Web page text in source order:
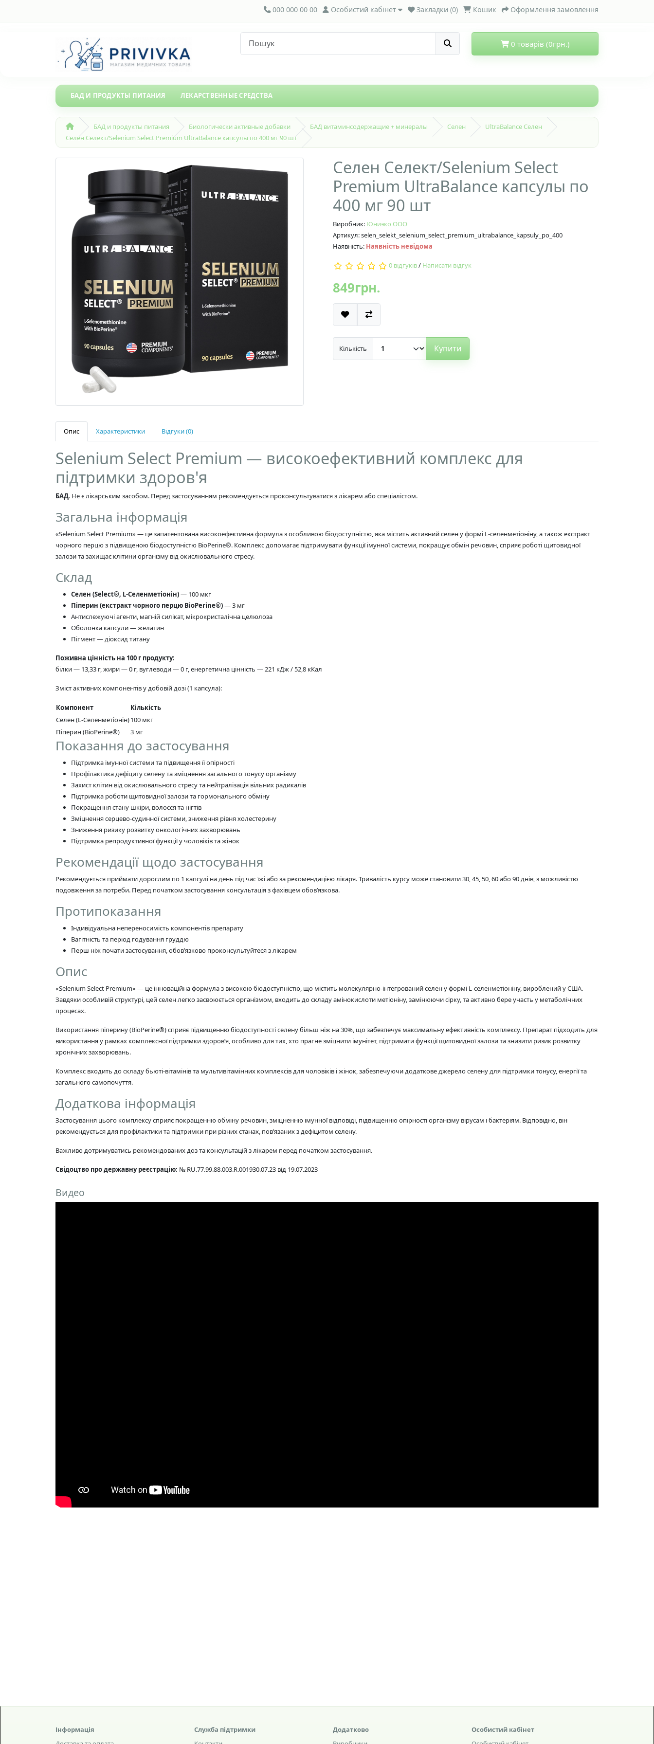
000 000 00 00 Особистий кабінет Закладки (0) Кошик Оформлення замовлення
0 товарів (0грн.)
БАД И ПРОДУКТЫ ПИТАНИЯ ЛЕКАРСТВЕННЫЕ СРЕДСТВА
БАД и продукты питания Биологически активные добавки БАД витаминсодержащие + минералы Селен
UltraBalance Селен
Селен Селект/Selenium Select Premium UltraBalance капсулы по 400 мг 90 шт
Селен Селект/Selenium Select
Premium UltraBalance капсулы по
400 мг 90 шт
Виробник: Юниэко ООО
Артикул: selen_selekt_selenium_select_premium_ultrabalance_kapsuly_po_400
Наявність: Наявність невідома
0 відгуків/ Написати відгук
849грн.
Кількість Купити
Опис Характеристики Відгуки (0)
Selenium Select Premium — високоефективний комплекс для
підтримки здоров'я
БАД. Не є лікарським засобом. Перед застосуванням рекомендується проконсультуватися з лікарем або спеціалістом.
Загальна інформація
«Selenium Select Premium» — це запатентована високоефективна формула з особливою біодоступністю, яка містить активний селен у формі L-селенметіоніну, а також екстракт
чорного перцю з підвищеною біодоступністю BioPerine®. Комплекс допомагає підтримувати функції імунної системи, покращує обмін речовин, сприяє роботі щитовидної
залози та захищає клітини організму від окислювального стресу.
Склад
Селен (Select®, L-Селенметіонін)— 100 мкг
Піперин (екстракт чорного перцю BioPerine®)— 3 мг
Антислежуючі агенти, магній силікат, мікрокристалічна целюлоза
Оболонка капсули — желатин
Пігмент — діоксид титану
Поживна цінність на 100 г продукту:
білки — 13,33 г, жири — 0 г, вуглеводи — 0 г, енергетична цінність — 221 кДж / 52,8 кКал
Зміст активних компонентів у добовій дозі (1 капсула):
Компонент
Кількість
Селен (L-Селенметіонін)100 мкг
Піперин (BioPerine®)
3 мг
Показання до застосування
Підтримка імунної системи та підвищення її опірності
Профілактика дефіциту селену та зміцнення загального тонусу організму
Захист клітин від окислювального стресу та нейтралізація вільних радикалів
Підтримка роботи щитовидної залози та гормонального обміну
Покращення стану шкіри, волосся та нігтів
Зміцнення серцево-судинної системи, зниження рівня холестерину
Зниження ризику розвитку онкологічних захворювань
Підтримка репродуктивної функції у чоловіків та жінок
Рекомендації щодо застосування
Рекомендується приймати дорослим по 1 капсулі на день під час їжі або за рекомендацією лікаря. Тривалість курсу може становити 30, 45, 50, 60 або 90 днів, з можливістю
подовження за потреби. Перед початком застосування консультація з фахівцем обов’язкова.
Протипоказання
Індивідуальна непереносимість компонентів препарату
Вагітність та період годування груддю
Перш ніж почати застосування, обов’язково проконсультуйтеся з лікарем
Опис
«Selenium Select Premium» — це інноваційна формула з високою біодоступністю, що містить молекулярно-інтегрований селен у формі L-селенметіоніну, вироблений у США.
Завдяки особливій структурі, цей селен легко засвоюється організмом, входить до складу амінокислоти метіоніну, замінюючи сірку, та активно бере участь у метаболічних
процесах.
Використання піперину (BioPerine®) сприяє підвищенню біодоступності селену більш ніж на 30%, що забезпечує максимальну ефективність комплексу. Препарат підходить для
використання у рамках комплексної підтримки здоров’я, особливо для тих, хто прагне зміцнити імунітет, підтримати функції щитовидної залози та знизити ризик розвитку
хронічних захворювань.
Комплекс входить до складу бьюті-вітамінів та мультивітамінних комплексів для чоловіків і жінок, забезпечуючи додаткове джерело селену для підтримки тонусу, енергії та
загального самопочуття.
Додаткова інформація
Застосування цього комплексу сприяє покращенню обміну речовин, зміцненню імунної відповіді, підвищенню опірності організму вірусам і бактеріям. Відповідно, він
рекомендується для профілактики та підтримки при різних станах, пов’язаних з дефіцитом селену.
Важливо дотримуватись рекомендованих доз та консультацій з лікарем перед початком застосування.
Свідоцтво про державну реєстрацію: № RU.77.99.88.003.R.001930.07.23 від 19.07.2023
Видео
Інформація
Служба підтримки
Додатково
Особистий кабінет